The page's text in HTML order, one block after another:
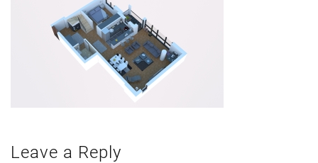
Leave a Reply